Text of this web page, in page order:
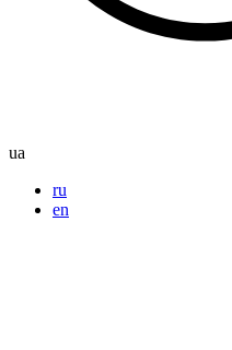
ua
ru
en